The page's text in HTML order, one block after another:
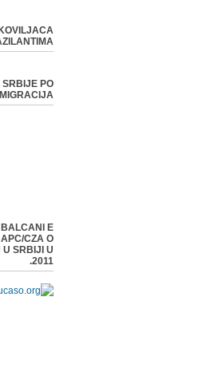
PO
BALCANI E
CZA O
U SRBIJI U
2011.